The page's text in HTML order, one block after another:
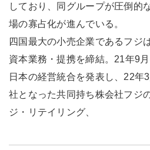
しており、同グループが圧倒的
場の寡占化が進んでいる。
四国最大の小売企業であるフジ
資本業務・提携を締結。21年9
日本の経営統合を発表し、22年
社となった共同持ち株会社フジ
ジ・リテイリング、